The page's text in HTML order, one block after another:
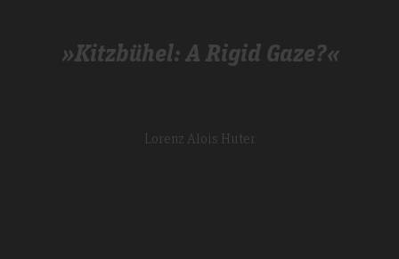
»Kitzbühel: A Rigid Gaze?«
Lorenz Alois Huter